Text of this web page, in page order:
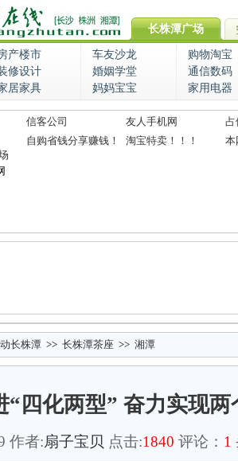
长株潭广场
产楼市 车友沙龙
购物淘宝
修设计 婚姻学堂
通信数码
居家具 妈妈宝宝 家用电器
信客公司 友人手机网
占
自购省钱分享赚钱！
淘宝特卖！！！ 本
长株潭 >> 长株潭茶座 >> 湘潭
“四化两型” 奋力实现两
作者:扇子宝贝 点击:1840 评论： 1